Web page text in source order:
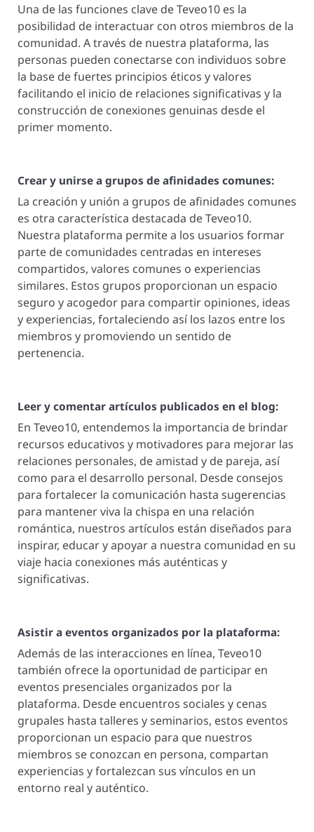
Una de las funciones clave de Teveo10 es la
posibilidad de interactuar con otros miembros de la
comunidad. A través de nuestra plataforma, las
personas pueden conectarse con individuos sobre
la base de fuertes principios éticos y valores
facilitando el inicio de relaciones significativas y la
construcción de conexiones genuinas desde el
primer momento.
Crear y unirse a grupos de afinidades comunes:
La creación y unión a grupos de afinidades comunes
es otra característica destacada de Teveo10.
Nuestra plataforma permite a los usuarios formar
parte de comunidades centradas en intereses
compartidos, valores comunes o experiencias
similares. Estos grupos proporcionan un espacio
seguro y acogedor para compartir opiniones, ideas
y experiencias, fortaleciendo así los lazos entre los
miembros y promoviendo un sentido de
pertenencia.
Leer y comentar artículos publicados en el blog:
En Teveo10, entendemos la importancia de brindar
recursos educativos y motivadores para mejorar las
relaciones personales, de amistad y de pareja, así
como para el desarrollo personal. Desde consejos
para fortalecer la comunicación hasta sugerencias
para mantener viva la chispa en una relación
romántica, nuestros artículos están diseñados para
inspirar, educar y apoyar a nuestra comunidad en su
viaje hacia conexiones más auténticas y
significativas.
Asistir a eventos organizados por la plataforma:
Además de las interacciones en línea, Teveo10
también ofrece la oportunidad de participar en
eventos presenciales organizados por la
plataforma. Desde encuentros sociales y cenas
grupales hasta talleres y seminarios, estos eventos
proporcionan un espacio para que nuestros
miembros se conozcan en persona, compartan
experiencias y fortalezcan sus vínculos en un
entorno real y auténtico.